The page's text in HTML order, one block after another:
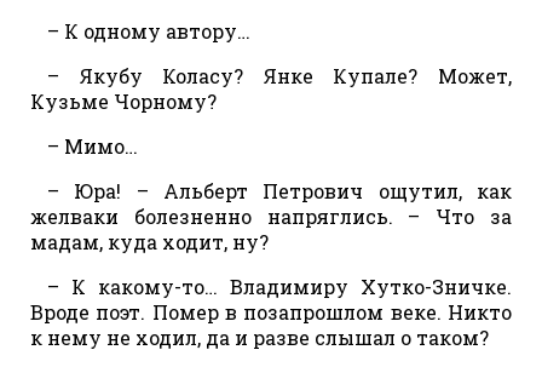
– К одному автору…
– Якубу Коласу? Янке Купале? Может,
Кузьме Чорному?
– Мимо…
– Юра! – Альберт Петрович ощутил, как
желваки болезненно напряглись. – Что за
мадам, куда ходит, ну?
– К какому-то… Владимиру Хутко-Зничке.
Вроде поэт. Помер в позапрошлом веке. Никто
к нему не ходил, да и разве слышал о таком?